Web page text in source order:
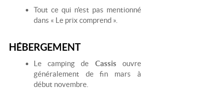
Tout ce qui n'est pas mentionné
dans « Le prix comprend ».
HÉBERGEMENT
Le camping de Cassis ouvre
généralement de fin mars à
début novembre.